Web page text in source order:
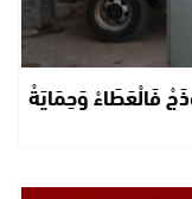
فَالْعَطَاءْ وَحِمَايَةْ